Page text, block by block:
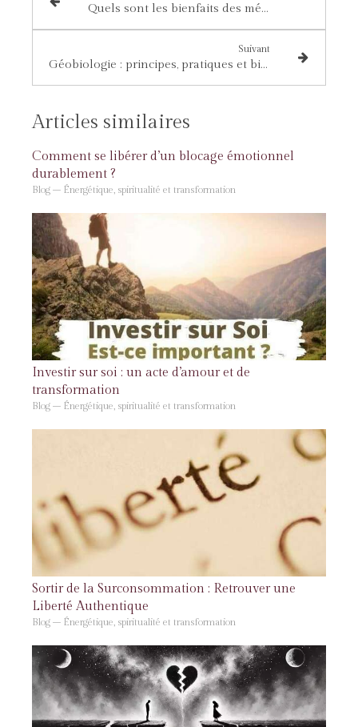
Quels sont les bienfaits des méditations guidées?
Suivant
Géobiologie : principes, pratiques et bienfaits
Articles similaires
Comment se libérer d’un blocage émotionnel
durablement ?
Blog – Énergétique, spiritualité et transformation
Investir sur soi : un acte d’amour et de
transformation
Blog – Énergétique, spiritualité et transformation
Sortir de la Surconsommation : Retrouver une
Liberté Authentique
Blog – Énergétique, spiritualité et transformation